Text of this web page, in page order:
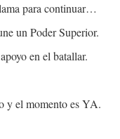
para continuar…
un Poder Superior.
en el batallar.
y el momento es YA.